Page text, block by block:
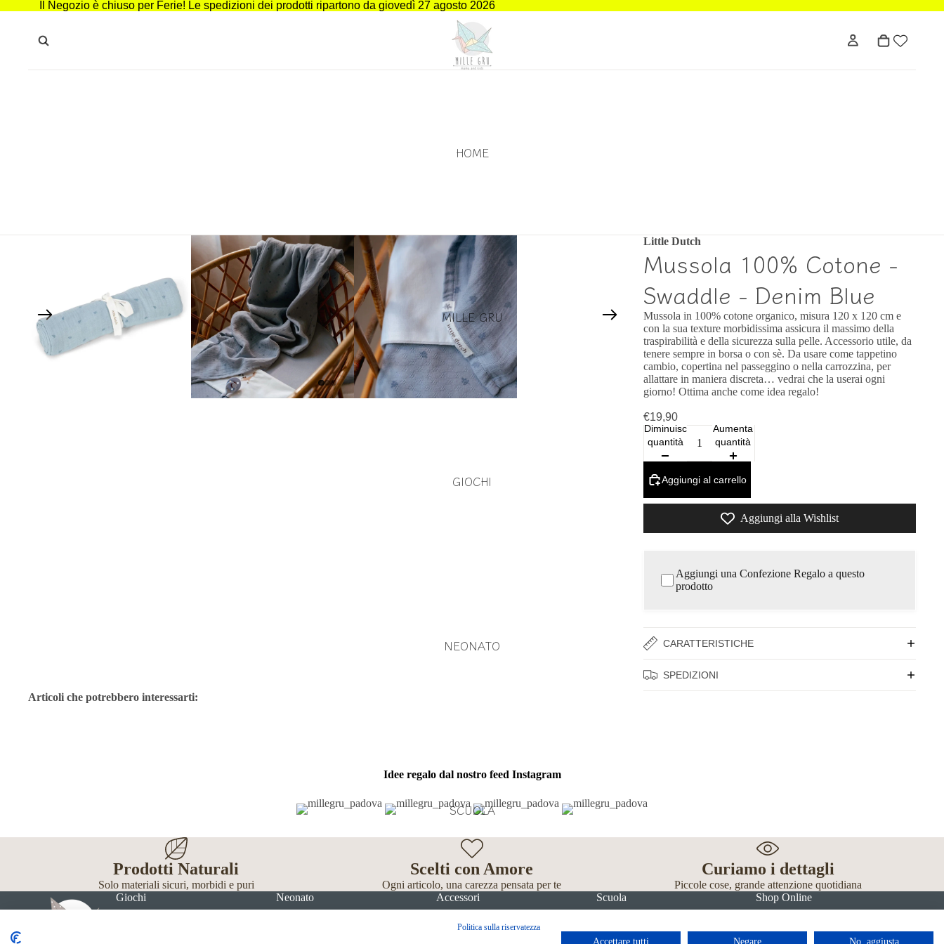
Il Negozio è chiuso per Ferie! Le spedizioni dei prodotti ripartono da giovedì 27 agosto 2026
HOME
MILLE GRU
GIOCHI
NEONATO
SCUOLA
Little Dutch
Mussola 100% Cotone -
Swaddle - Denim Blue
Mussola in 100% cotone organico, misura 120 x 120 cm e
con la sua texture morbidissima assicura il massimo della
traspirabilità e della sicurezza sulla pelle. Accessorio utile, da
tenere sempre in borsa o con sè. Da usare come tappetino
cambio, copertina nel passeggino o nella carrozzina, per
allattare in maniera discreta… vedrai che la userai ogni
giorno! Ottima anche come idea regalo!
€19,90
Diminuisci
quantità
Aumenta
quantità
Aggiungi al carrello
Aggiungi alla Wishlist
Aggiungi una Confezione Regalo a questo
prodotto
CARATTERISTICHE
SPEDIZIONI
Articoli che potrebbero interessarti:
Idee regalo dal nostro feed Instagram
Prodotti Naturali
Solo materiali sicuri, morbidi e puri
Scelti con Amore
Ogni articolo, una carezza pensata per te
Curiamo i dettagli
Piccole cose, grande attenzione quotidiana
Giochi
Neonato Accessori Scuola Shop Online
Politica sulla riservatezza
Accettare tutti Negare No, aggiusta